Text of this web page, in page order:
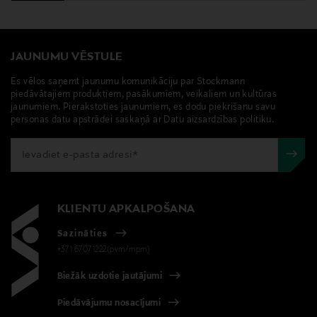
JAUNUMU VĒSTULE
Es vēlos saņemt jaunumu komunikāciju par Stockmann
piedāvātajiem produktiem, pasākumiem, veikaliem un kultūras
jaunumiem. Pierakstoties jaunumiem, es dodu piekrišanu savu
personas datu apstrādei saskaņā ar Datu aizsardzības politiku.
KLIENTU APKALPOŠANA
Sazināties
+371 67071222(pvm/mpm)
Biežāk uzdotie jautājumi
Piedāvājumu nosacījumi